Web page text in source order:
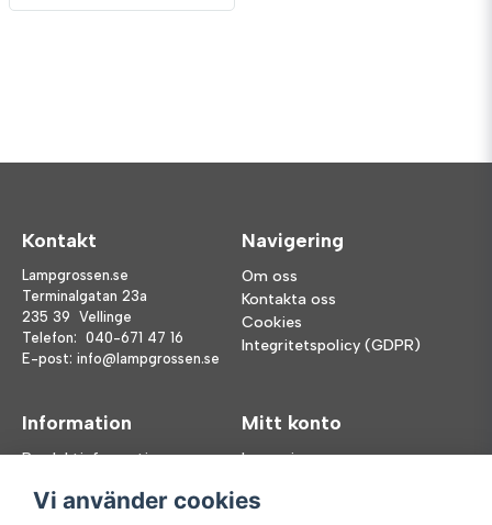
Kontakt
Lampgrossen.se
Terminalgatan 23a
235 39 Vellinge
Telefon: 040-671 47 16
E-post: info@lampgrossen.se
Navigering
Om oss
Kontakta oss
Cookies
Integritetspolicy (GDPR)
Information
Produktinformation
FAQ
Mitt konto
Logga in
Glömt lösenord?
Vi använder cookies